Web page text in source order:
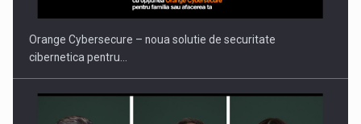
Orange Cybersecure – noua solutie de securitate
cibernetica pentru…